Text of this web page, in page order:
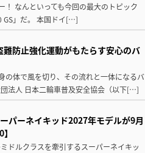
！ なんといっても今回の最大のトピック
GS」だ。 本国ドイ[…]
防止強化運動がもたらす安心のバ
の体で風を切り、その流れと一体になるバ
法人 日本二輪車普及安全協会（以下[…]
パーネイキッド2027年モデルが9月
ドルクラスを牽引するスーパーネイキッ